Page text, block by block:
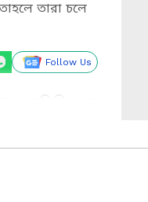
তারা চলে
Follow Us
দেখিনি, এত
না দেওয়া